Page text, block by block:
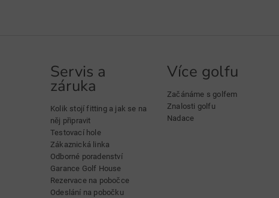
Servis a
záruka
Kolik stojí fitting a jak se na
něj připravit
Testovací hole
Zákaznická linka
Odborné poradenství
Garance Golf House
Rezervace na pobočce
Odeslání na pobočku
Více golfu
Začánáme s golfem
Znalosti golfu
Nadace